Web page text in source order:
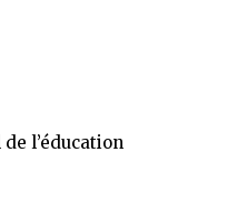
l’éducation